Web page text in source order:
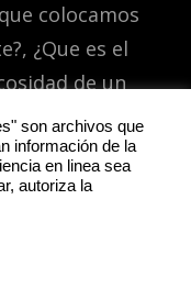
colocamos
¿Que es el
de un
de los
y muchas
los
son archivos que
información de la
en linea sea
autoriza la